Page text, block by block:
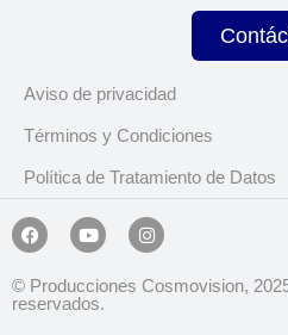
Aviso de privacidad
Términos y Condiciones
Política de Tratamiento de Datos
© Producciones Cosmovision,
reservados.